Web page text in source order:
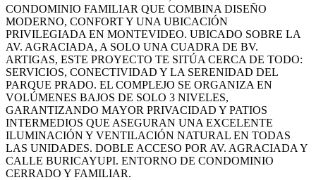
CONDOMINIO FAMILIAR QUE COMBINA DISEÑO
MODERNO, CONFORT Y UNA UBICACIÓN
PRIVILEGIADA EN MONTEVIDEO. UBICADO SOBRE LA
AV. AGRACIADA, A SOLO UNA CUADRA DE BV.
ARTIGAS, ESTE PROYECTO TE SITÚA CERCA DE TODO:
SERVICIOS, CONECTIVIDAD Y LA SERENIDAD DEL
PARQUE PRADO. EL COMPLEJO SE ORGANIZA EN
VOLÚMENES BAJOS DE SOLO 3 NIVELES,
GARANTIZANDO MAYOR PRIVACIDAD Y PATIOS
INTERMEDIOS QUE ASEGURAN UNA EXCELENTE
ILUMINACIÓN Y VENTILACIÓN NATURAL EN TODAS
LAS UNIDADES. DOBLE ACCESO POR AV. AGRACIADA Y
CALLE BURICAYUPI. ENTORNO DE CONDOMINIO
CERRADO Y FAMILIAR.